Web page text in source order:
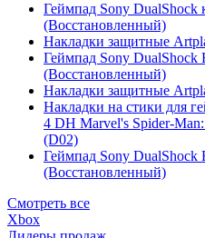
Геймпад Sony
(Восстановленный)
Накладки защитные
Геймпад Sony DualShock
(Восстановленный)
Накладки защитные
Накладки на стики для
4 DH Marvel's Spider-
(D02)
Геймпад Sony
(Восстановленный)
Смотреть все
Xbox